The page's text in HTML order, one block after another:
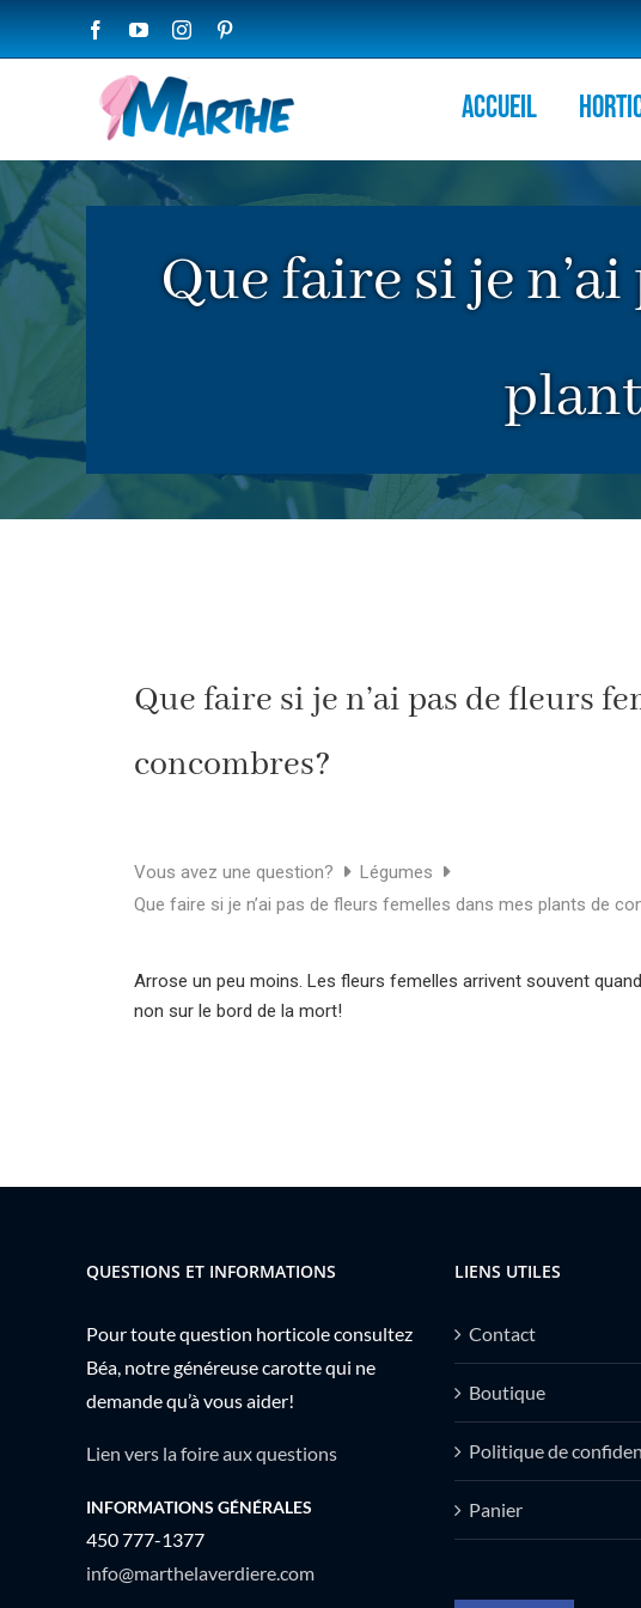
FacebookYouTubeInstagram
Accueil
Que faire si je
Que faire si je n’ai pas de fleurs
concombres?
Vous avez une question?
Légumes
Que faire si je n’ai pas de fleurs femelles dans mes plants de
Arrose un peu moins. Les fleurs femelles arrivent souvent
non sur le bord de la mort!
QUESTIONS ET INFORMATIONS
Pour toute question horticole consultez
Béa, notre généreuse carotte qui ne
demande qu’à vous aider!
Lien vers la foire aux questions
INFORMATIONS GÉNÉRALES
450 777-1377
info@marthelaverdiere.com
LIENS UTILES
Contact
Boutique
Politique de
Panier